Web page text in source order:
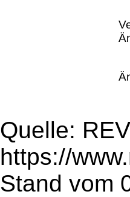
Quelle:
https://
Stand vom